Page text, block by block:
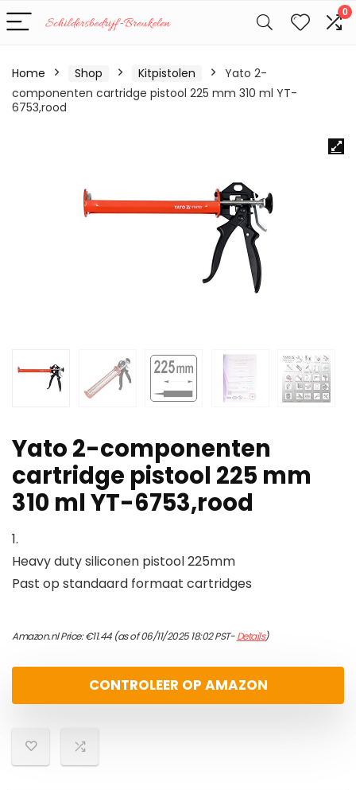
0
Home Shop Kitpistolen
Yato 2-
componenten cartridge pistool 225 mm 310 ml YT-
6753,rood
Yato 2-componenten
cartridge pistool 225 mm
310 ml YT-6753,rood
1.
Heavy duty siliconen pistool 225mm
Past op standaard formaat cartridges
Amazon.nl Price:€11.44(as of 06/11/2025 18:02 PST-Details)
CONTROLEER OP AMAZON